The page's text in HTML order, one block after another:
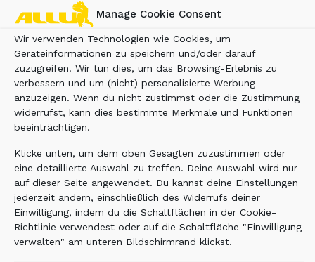
Manage Cookie Consent
Wir verwenden Technologien wie Cookies, um
Geräteinformationen zu speichern und/oder darauf
zuzugreifen. Wir tun dies, um das Browsing-Erlebnis zu
verbessern und um (nicht) personalisierte Werbung
anzuzeigen. Wenn du nicht zustimmst oder die Zustimmung
widerrufst, kann dies bestimmte Merkmale und Funktionen
beeinträchtigen.
Klicke unten, um dem oben Gesagten zuzustimmen oder
eine detaillierte Auswahl zu treffen. Deine Auswahl wird nur
auf dieser Seite angewendet. Du kannst deine Einstellungen
jederzeit ändern, einschließlich des Widerrufs deiner
Einwilligung, indem du die Schaltflächen in der Cookie-
Richtlinie verwendest oder auf die Schaltfläche "Einwilligung
verwalten" am unteren Bildschirmrand klickst.